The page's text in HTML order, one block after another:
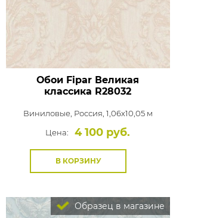
Обои Fipar Великая
классика R28032
Виниловые, Россия, 1,06x10,05 м
Цена:
4 100 руб.
В КОРЗИНУ
Образец в магазине